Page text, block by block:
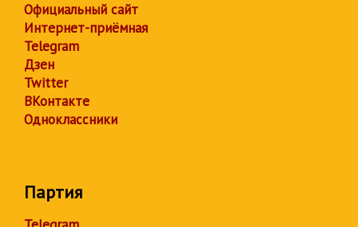
Официальный сайт
Интернет-приёмная
Telegram
Дзен
Twitter
ВКонтакте
Одноклассники
Партия